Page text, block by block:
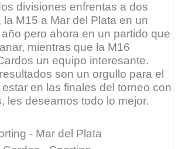
divisiones enfrentas a dos
la M15 a Mar del Plata en un
pero ahora en un partido que
mientras que la M16
un equipo interesante.
son un orgullo para el
en las finales del torneo con
les deseamos todo lo mejor.
- Mar del Plata